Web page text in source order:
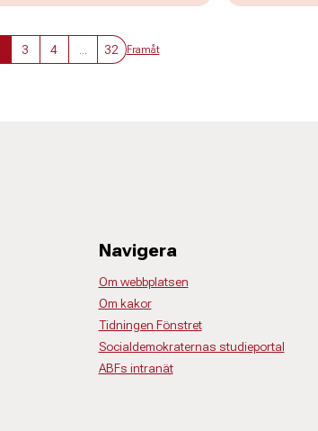
3 4 32 Framåt
Navigera
Om webbplatsen
Om kakor
Tidningen Fönstret
Socialdemokraternas studieportal
ABFs intranät